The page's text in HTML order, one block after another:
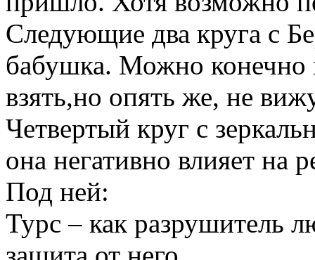
Следующие два круга с
бабушка. Можно конечно
взять,но опять же, не
Четвертый круг с
она негативно влияет на
Под ней:
Турс – как разрушитель